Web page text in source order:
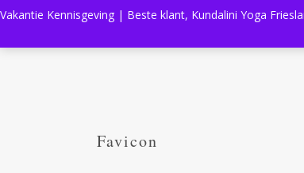
Favicon
Vakantie Kennisgeving | Beste klant, Kundalini Yoga